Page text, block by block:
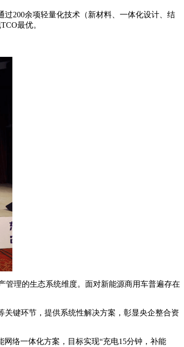
200余项轻量化技术（新材料、一体化设计、结
最优。
理的生态系统维度。面对新能源商用车普遍存在
键环节，提供系统性解决方案，彰显央企整合资
络一体化方案，目标实现“充电15分钟，补能